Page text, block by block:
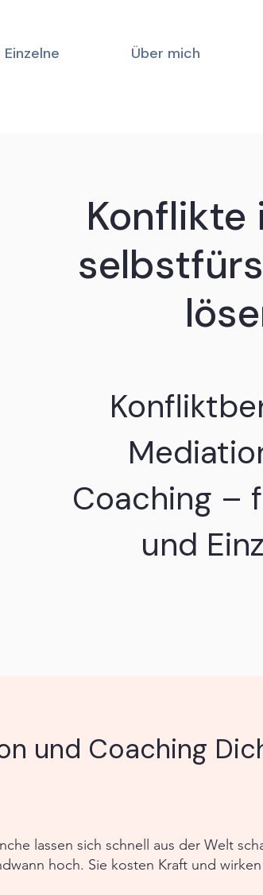
Einzelne Über mich
Konflikte
Coaching –
und
und Coaching
lassen sich schnell aus der Welt
hoch. Sie kosten Kraft und